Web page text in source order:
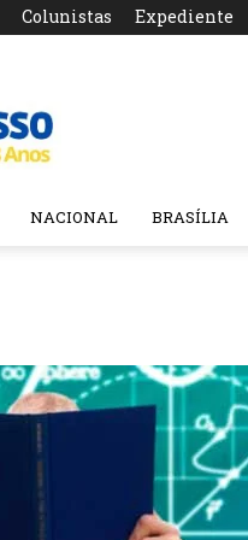
Colunistas Expediente
NACIONAL BRASÍLIA